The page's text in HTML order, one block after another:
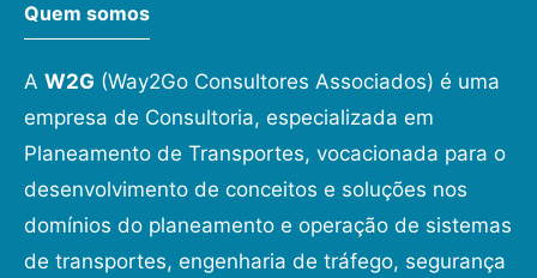
Quem somos
A W2G (Way2Go Consultores Associados) é uma
empresa de Consultoria, especializada em
Planeamento de Transportes, vocacionada para o
desenvolvimento de conceitos e soluções nos
domínios do planeamento e operação de sistemas
de transportes, engenharia de tráfego, segurança